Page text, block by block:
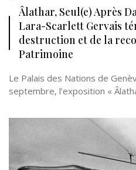
Âlathar, Seul(e) Après
Lara-Scarlett Gervais
destruction et de la
Patrimoine
Le Palais des Nations de
septembre, l’exposition «